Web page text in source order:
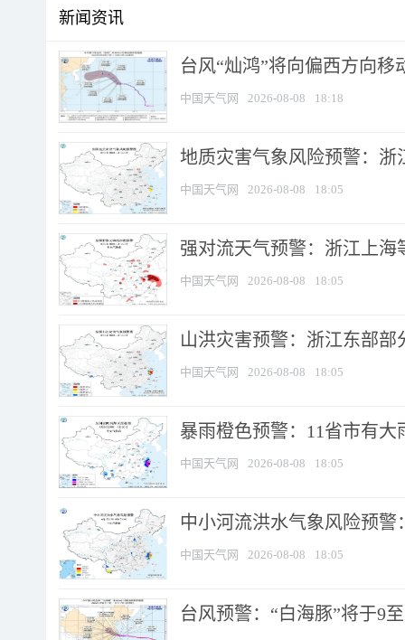
新闻资讯
台风“灿鸿”将向偏西方向移
中国天气网 2026-08-08 18:18
地质灾害气象风险预警：
中国天气网 2026-08-08 18:05
强对流天气预警：浙江上海
中国天气网 2026-08-08 18:05
山洪灾害预警：浙江东部
中国天气网 2026-08-08 18:05
暴雨橙色预警：11省市有
中国天气网 2026-08-08 18:05
中小河流洪水气象风险预
中国天气网 2026-08-08 18:05
台风预警：“白海豚”将于9